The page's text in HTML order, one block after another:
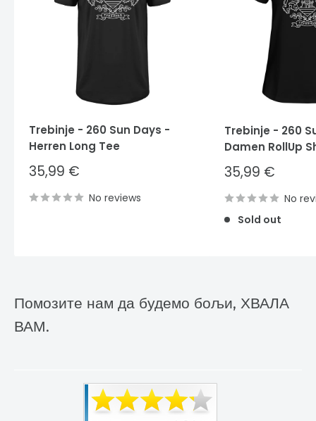
Trebinje - 260 Sun Days -
Herren Long Tee
Sale
price
35,99 €
No reviews
Trebinje - 260
Damen RollUp
Sale
price
35,99 €
No
Sold out
Помозите нам да будемо бољи, ХВАЛА
ВАМ.